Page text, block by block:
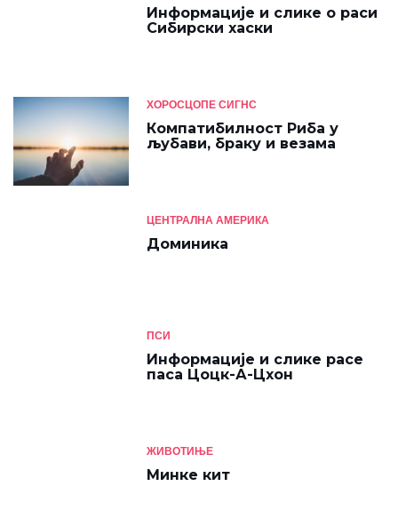
Информације и слике о раси
Сибирски хаски
ХОРОСЦОПЕ СИГНС
Компатибилност Риба у
љубави, браку и везама
ЦЕНТРАЛНА АМЕРИКА
Доминика
ПСИ
Информације и слике расе
паса Цоцк-А-Цхон
ЖИВОТИЊЕ
Минке кит